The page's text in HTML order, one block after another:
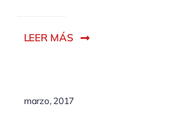
LEER MÁS
marzo, 2017